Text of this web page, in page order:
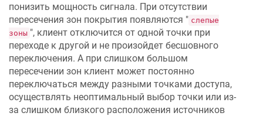
понизить мощность сигнала. При отсутствии
пересечения зон покрытия появляются " слепые
зоны ", клиент отключится от одной точки при
переходе к другой и не произойдет бесшовного
переключения. А при слишком большом
пересечении зон клиент может постоянно
переключаться между разными точками доступа,
осуществлять неоптимальный выбор точки или из-
за слишком близкого расположения источников